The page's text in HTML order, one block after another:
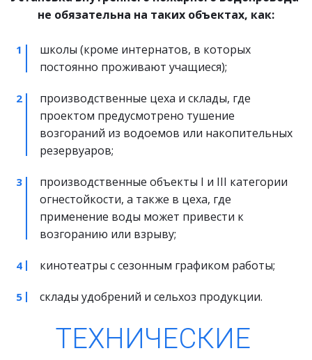
не обязательна на таких объектах, как:
школы (кроме интернатов, в которых
постоянно проживают учащиеся);
производственные цеха и склады, где
проектом предусмотрено тушение
возгораний из водоемов или накопительных
резервуаров;
производственные объекты I и III категории
огнестойкости, а также в цеха, где
применение воды может привести к
возгоранию или взрыву;
кинотеатры с сезонным графиком работы;
склады удобрений и сельхоз продукции.
ТЕХНИЧЕСКИЕ